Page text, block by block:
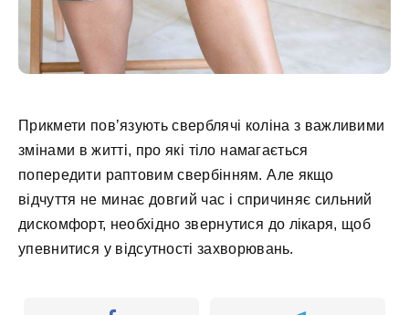
Прикмети пов’язують сверблячі коліна з важливими
змінами в житті, про які тіло намагається
попередити раптовим свербінням. Але якщо
відчуття не минає довгий час і спричиняє сильний
дискомфорт, необхідно звернутися до лікаря, щоб
упевнитися у відсутності захворювань.